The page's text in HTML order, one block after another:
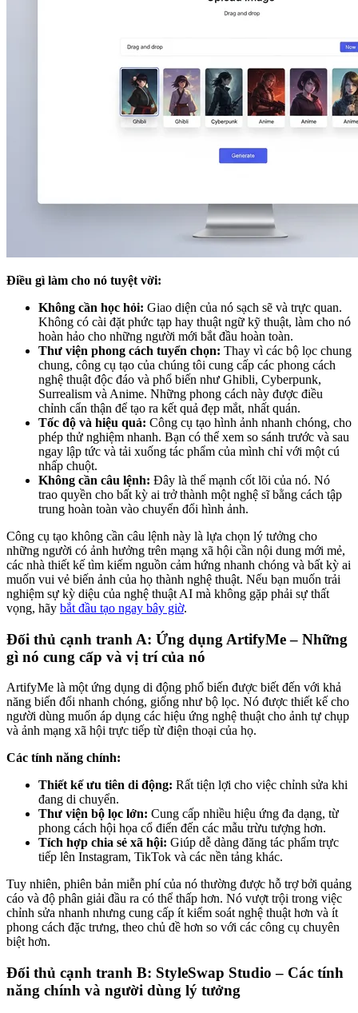
Điều gì làm cho nó tuyệt vời:
Không cần học hỏi: Giao diện của nó sạch sẽ và trực quan.
Không có cài đặt phức tạp hay thuật ngữ kỹ thuật, làm cho nó
hoàn hảo cho những người mới bắt đầu hoàn toàn.
Thư viện phong cách tuyển chọn: Thay vì các bộ lọc chung
chung, công cụ tạo của chúng tôi cung cấp các phong cách
nghệ thuật độc đáo và phổ biến như Ghibli, Cyberpunk,
Surrealism và Anime. Những phong cách này được điều
chỉnh cẩn thận để tạo ra kết quả đẹp mắt, nhất quán.
Tốc độ và hiệu quả: Công cụ tạo hình ảnh nhanh chóng, cho
phép thử nghiệm nhanh. Bạn có thể xem so sánh trước và sau
ngay lập tức và tải xuống tác phẩm của mình chỉ với một cú
nhấp chuột.
Không cần câu lệnh: Đây là thế mạnh cốt lõi của nó. Nó
trao quyền cho bất kỳ ai trở thành một nghệ sĩ bằng cách tập
trung hoàn toàn vào chuyển đổi hình ảnh.
Công cụ tạo không cần câu lệnh này là lựa chọn lý tưởng cho
những người có ảnh hưởng trên mạng xã hội cần nội dung mới mẻ,
các nhà thiết kế tìm kiếm nguồn cảm hứng nhanh chóng và bất kỳ ai
muốn vui vẻ biến ảnh của họ thành nghệ thuật. Nếu bạn muốn trải
nghiệm sự kỳ diệu của nghệ thuật AI mà không gặp phải sự thất
vọng, hãy bắt đầu tạo ngay bây giờ.
Đối thủ cạnh tranh A: Ứng dụng ArtifyMe – Những
gì nó cung cấp và vị trí của nó
ArtifyMe là một ứng dụng di động phổ biến được biết đến với khả
năng biến đổi nhanh chóng, giống như bộ lọc. Nó được thiết kế cho
người dùng muốn áp dụng các hiệu ứng nghệ thuật cho ảnh tự chụp
và ảnh mạng xã hội trực tiếp từ điện thoại của họ.
Các tính năng chính:
Thiết kế ưu tiên di động: Rất tiện lợi cho việc chỉnh sửa khi
đang di chuyển.
Thư viện bộ lọc lớn: Cung cấp nhiều hiệu ứng đa dạng, từ
phong cách hội họa cổ điển đến các mẫu trừu tượng hơn.
Tích hợp chia sẻ xã hội: Giúp dễ dàng đăng tác phẩm trực
tiếp lên Instagram, TikTok và các nền tảng khác.
Tuy nhiên, phiên bản miễn phí của nó thường được hỗ trợ bởi quảng
cáo và độ phân giải đầu ra có thể thấp hơn. Nó vượt trội trong việc
chỉnh sửa nhanh nhưng cung cấp ít kiểm soát nghệ thuật hơn và ít
phong cách đặc trưng, theo chủ đề hơn so với các công cụ chuyên
biệt hơn.
Đối thủ cạnh tranh B: StyleSwap Studio – Các tính
năng chính và người dùng lý tưởng